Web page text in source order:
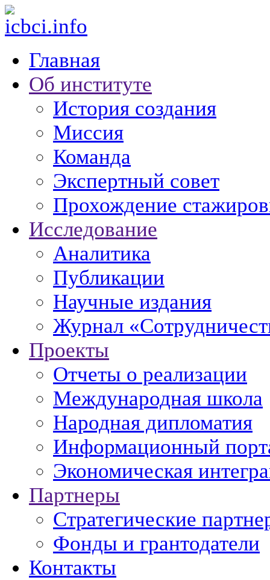
Главная
Об институте
История создания
Миссия
Команда
Экспертный совет
Прохождение
Исследование
Аналитика
Публикации
Научные издания
Журнал
Проекты
Отчеты о реализации
Международная школа
Народная дипломатия
Информационный
Экономическая
Партнеры
Стратегические
Фонды и грантодатели
Контакты